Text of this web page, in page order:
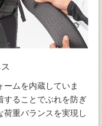
ムを内蔵していま
することでぶれを防ぎ
荷重バランスを実現し